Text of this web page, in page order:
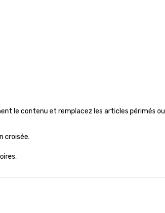
le contenu et remplacez les articles périmés ou
croisée.